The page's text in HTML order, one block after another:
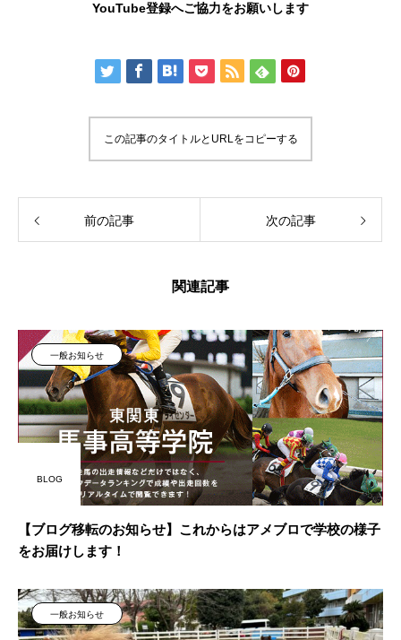
YouTube登録へご協力をお願いします
この記事のタイトルとURLをコピーする
前の記事 次の記事
関連記事
一般お知らせ
BLOG
【ブログ移転のお知らせ】これからはアメブロで学校の様子
をお届けします！
一般お知らせ